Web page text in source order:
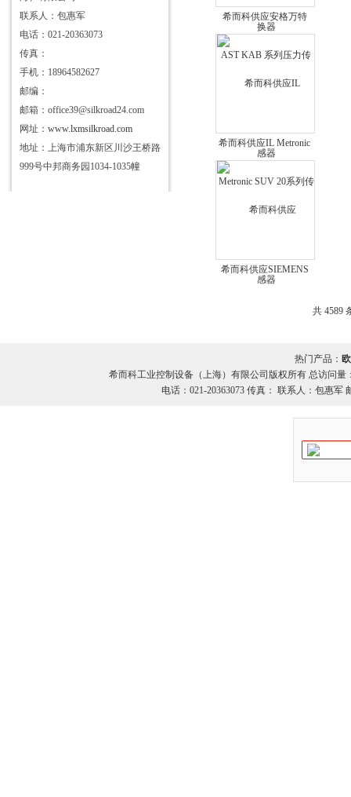
联系人：包惠军
电话：021-20363073
传真：
手机：18964582627
邮编：
邮箱：office39@silkroad24.com
网址： www.lxmsilkroad.com
地址：上海市浦东新区川沙王桥路
999号中邦商务园1034-1035幢
希而科供应安格万特
AST KAB 系列压力传
感器
希而科供应IL Metronic
SUV 20系列传感器
希而科供应SIEMENS
共 4589
热门产品：
希而科工业控制设备（上海）有限公司版权所有 总访问量
电话：021-20363073 传真： 联系人：包惠军